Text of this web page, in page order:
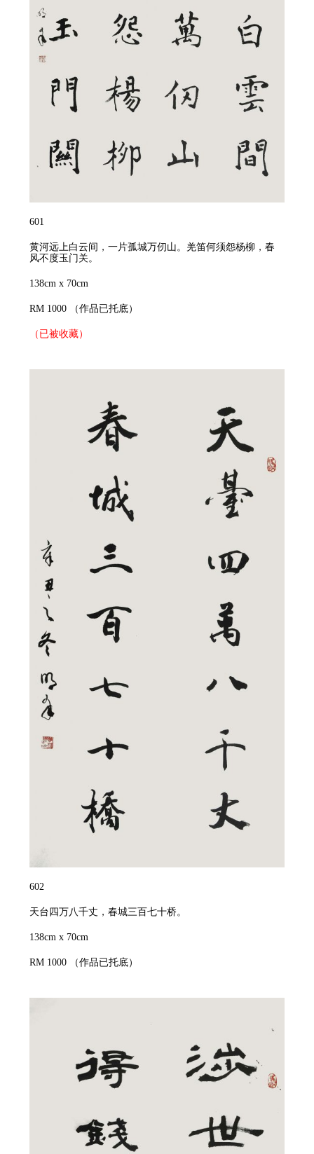
601
黄河远上白云间，一片孤城万仞山。羌笛何须怨杨柳，春
风不度玉门关。
138cm x 70cm
RM 1000 （作品已托底）
（已被收藏）
602
天台四万八千丈，春城三百七十桥。
138cm x 70cm
RM 1000 （作品已托底）